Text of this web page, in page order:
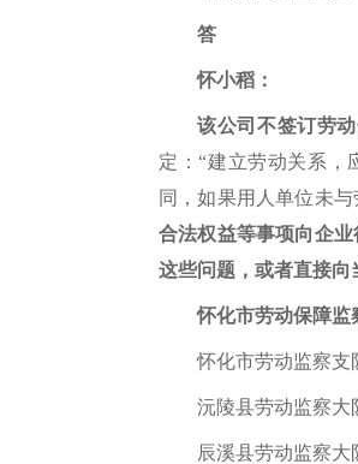
答
怀小稻：
该公司不签订劳
定：“建立劳动关系，
同，如果用人单位未与
合法权益等事项向企
这些问题，或者直接向
怀化市劳动保障监
怀化市劳动监察支
沅陵县劳动监察大
辰溪县劳动监察大